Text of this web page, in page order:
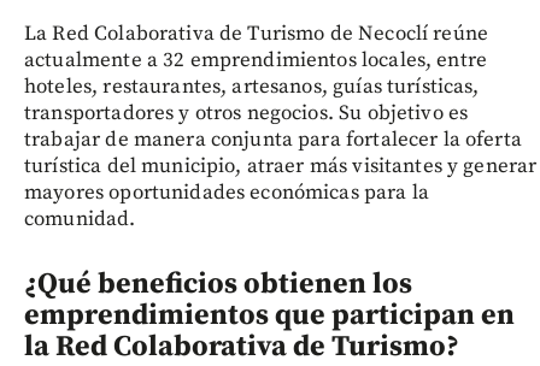
La Red Colaborativa de Turismo de Necoclí reúne
actualmente a 32 emprendimientos locales, entre
hoteles, restaurantes, artesanos, guías turísticas,
transportadores y otros negocios. Su objetivo es
trabajar de manera conjunta para fortalecer la oferta
turística del municipio, atraer más visitantes y generar
mayores oportunidades económicas para la
comunidad.
¿Qué beneficios obtienen los
emprendimientos que participan en
la Red Colaborativa de Turismo?